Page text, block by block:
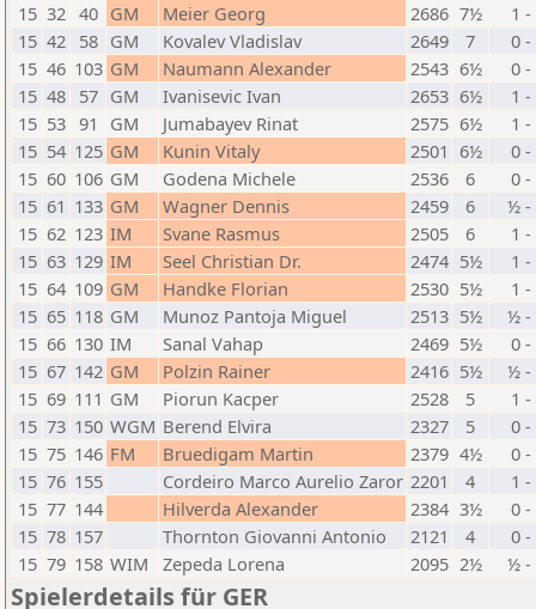
15 32 40 GM Meier Georg 2686 7½
1 -
15 42 58 GM Kovalev Vladislav 2649 7
0 -
15 46 103 GM Naumann Alexander 2543 6½
0 -
15 48 57 GM Ivanisevic Ivan 2653 6½
1 -
15 53 91 GM Jumabayev Rinat 2575 6½
1 -
15 54 125 GM Kunin Vitaly 2501 6½
0 -
15 60 106 GM Godena Michele 2536 6
0 -
15 61 133 GM Wagner Dennis 2459 6
½
15 62 123 IM Svane Rasmus 2505 6
1 -
15 63 129 IM Seel Christian Dr. 2474 5½
1 -
15 64 109 GM Handke Florian 2530 5½
1 -
15 65 118 GM Munoz Pantoja Miguel 2513 5½
½
15 66 130 IM Sanal Vahap 2469 5½
0 -
15 67 142 GM Polzin Rainer 2416 5½
½
15 69 111 GM Piorun Kacper 2528 5
1 -
15 73 150 WGM Berend Elvira 2327 5
0 -
15 75 146 FM Bruedigam Martin 2379 4½
0 -
15 76 155 Cordeiro Marco Aurelio Zaror 2201 4
1 -
15 77 144 Hilverda Alexander 2384 3½
0 -
15 78 157 Thornton Giovanni Antonio 2121 4
0 -
15 79 158 WIM Zepeda Lorena 2095 2½ ½
Spielerdetails für GER